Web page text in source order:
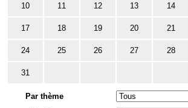
10 11 12 13 14
17 18 19 20 21
24 25 26 27 28
31
Par thème